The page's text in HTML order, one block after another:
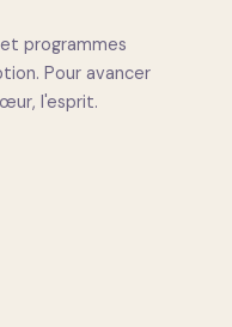
programmes
Pour avancer
l'esprit.